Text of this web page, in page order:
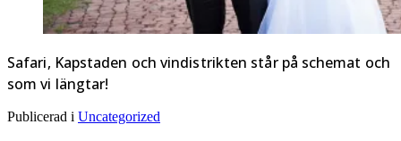
Safari, Kapstaden och vindistrikten står på schemat och
som vi längtar!
Publicerad i Uncategorized